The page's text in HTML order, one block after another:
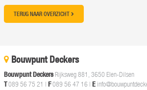
TERUG NAAR OVERZICHT
Bouwpunt Deckers
Bouwpunt Deckers Rijksweg 881, 3650 Elen-Dilsen
T089 56 75 21 | F089 56 47 16 | E